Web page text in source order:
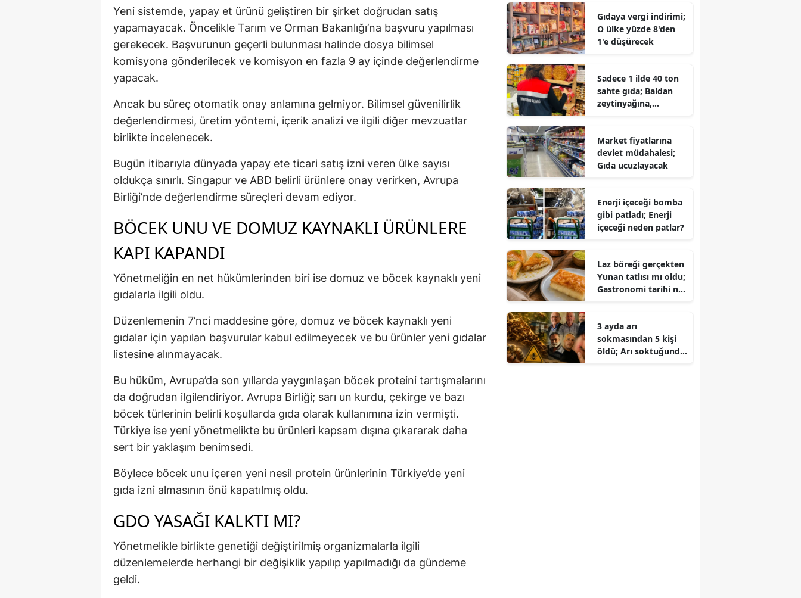
Yeni sistemde, yapay et ürünü geliştiren bir şirket doğrudan satış
yapamayacak. Öncelikle Tarım ve Orman Bakanlığı’na başvuru yapılması
gerekecek. Başvurunun geçerli bulunması halinde dosya bilimsel
komisyona gönderilecek ve komisyon en fazla 9 ay içinde değerlendirme
yapacak.
Ancak bu süreç otomatik onay anlamına gelmiyor. Bilimsel güvenilirlik
değerlendirmesi, üretim yöntemi, içerik analizi ve ilgili diğer mevzuatlar
birlikte incelenecek.
Bugün itibarıyla dünyada yapay ete ticari satış izni veren ülke sayısı
oldukça sınırlı. Singapur ve ABD belirli ürünlere onay verirken, Avrupa
Birliği’nde değerlendirme süreçleri devam ediyor.
BÖCEK UNU VE DOMUZ KAYNAKLI ÜRÜNLERE
KAPI KAPANDI
Yönetmeliğin en net hükümlerinden biri ise domuz ve böcek kaynaklı yeni
gıdalarla ilgili oldu.
Düzenlemenin 7’nci maddesine göre, domuz ve böcek kaynaklı yeni
gıdalar için yapılan başvurular kabul edilmeyecek ve bu ürünler yeni gıdalar
listesine alınmayacak.
Bu hüküm, Avrupa’da son yıllarda yaygınlaşan böcek proteini tartışmalarını
da doğrudan ilgilendiriyor. Avrupa Birliği; sarı un kurdu, çekirge ve bazı
böcek türlerinin belirli koşullarda gıda olarak kullanımına izin vermişti.
Türkiye ise yeni yönetmelikte bu ürünleri kapsam dışına çıkararak daha
sert bir yaklaşım benimsedi.
Böylece böcek unu içeren yeni nesil protein ürünlerinin Türkiye’de yeni
gıda izni almasının önü kapatılmış oldu.
GDO YASAĞI KALKTI MI?
Yönetmelikle birlikte genetiği değiştirilmiş organizmalarla ilgili
düzenlemelerde herhangi bir değişiklik yapılıp yapılmadığı da gündeme
geldi.
Gıdaya vergi indirimi;
O ülke yüzde 8'den
1'e düşürecek
Sadece 1 ilde 40 ton
sahte gıda; Baldan
zeytinyağına,
Market fiyatlarına
devlet müdahalesi;
Gıda ucuzlayacak
Enerji içeceği bomba
gibi patladı; Enerji
içeceği neden patlar?
Laz böreği gerçekten
Yunan tatlısı mı oldu;
Gastronomi tarihi ne
3 ayda arı
sokmasından 5 kişi
öldü; Arı soktuğunda